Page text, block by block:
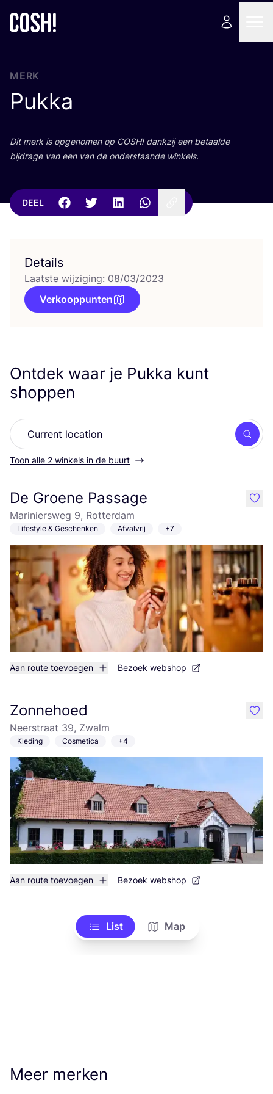
MERK
Pukka
Dit merk is opge­no­men op COSH! dank­zij een betaal­de
bij­dra­ge van een van de onder­staan­de winkels.
DEEL
Details
Laatste wijziging: 08/03/2023
Verkooppunten
Ontdek waar je Pukka kunt
shoppen
Zoek
Toon alle 2 winkels in de buurt
De Groene Passage
Mariniersweg 9, Rotterdam
Lifestyle & Geschenken Afvalvrij +7
Aan route toevoegen Bezoek webshop
like
Zonnehoed
Neerstraat 39, Zwalm
Kleding Cosmetica +4
Aan route toevoegen Bezoek webshop
like
List Map
Meer merken